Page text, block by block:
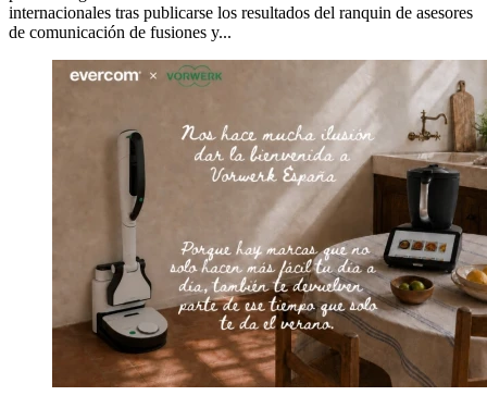
internacionales tras publicarse los resultados del ranquin de asesores
de comunicación de fusiones y...